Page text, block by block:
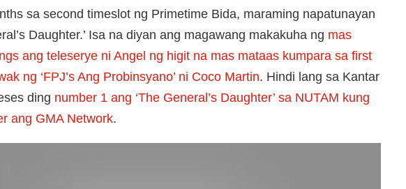
sa second timeslot ng Primetime Bida, maraming napatunayan
Daughter.’ Isa na diyan ang magawang makakuha ng mas
ang teleserye ni Angel ng higit na mas mataas kumpara sa first
ng ‘FPJ’s Ang Probinsyano’ ni Coco Martin. Hindi lang sa Kantar
ding number 1 ang ‘The General’s Daughter’ sa NUTAM kung
ang GMA Network.